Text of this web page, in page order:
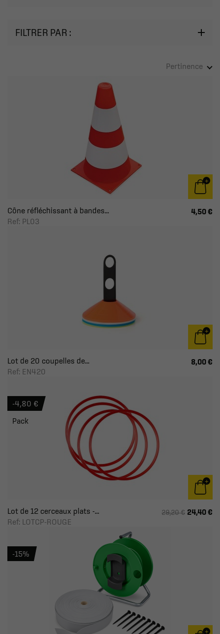
FILTRER PAR :
Pertinence
Cône réfléchissant à bandes...
Ref: PL03
4,50 €
Lot de 20 coupelles de...
Ref: EN420
8,00 €
Lot de 12 cerceaux plats -...
Ref: LOTCP-ROUGE
29,20 € 24,40 €
-4,80 €
Pack
-15%